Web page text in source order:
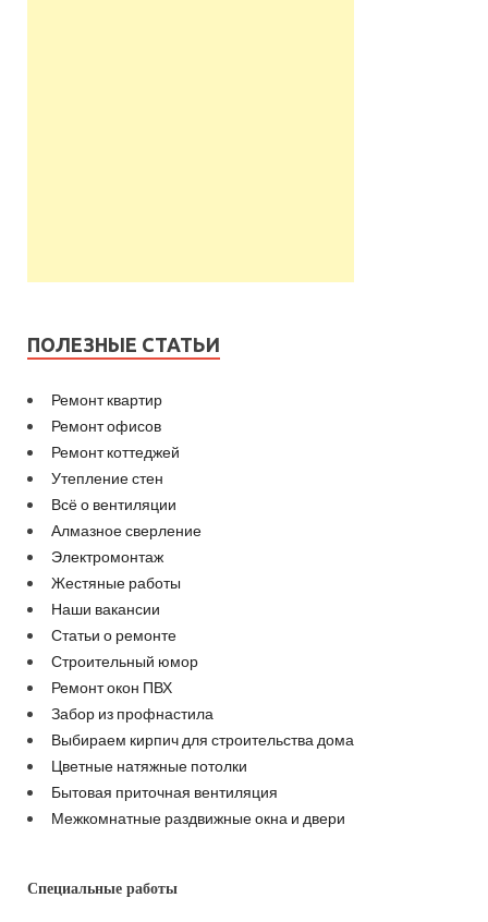
ПОЛЕЗНЫЕ СТАТЬИ
Ремонт квартир
Ремонт офисов
Ремонт коттеджей
Утепление стен
Всё о вентиляции
Алмазное сверление
Электромонтаж
Жестяные работы
Наши вакансии
Статьи о ремонте
Строительный юмор
Ремонт окон ПВХ
Забор из профнастила
Выбираем кирпич для строительства дома
Цветные натяжные потолки
Бытовая приточная вентиляция
Межкомнатные раздвижные окна и двери
Специальные работы